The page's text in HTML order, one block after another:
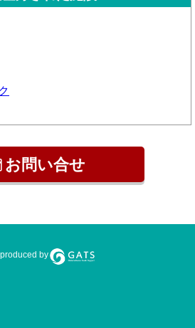
お問い合せ
produced by